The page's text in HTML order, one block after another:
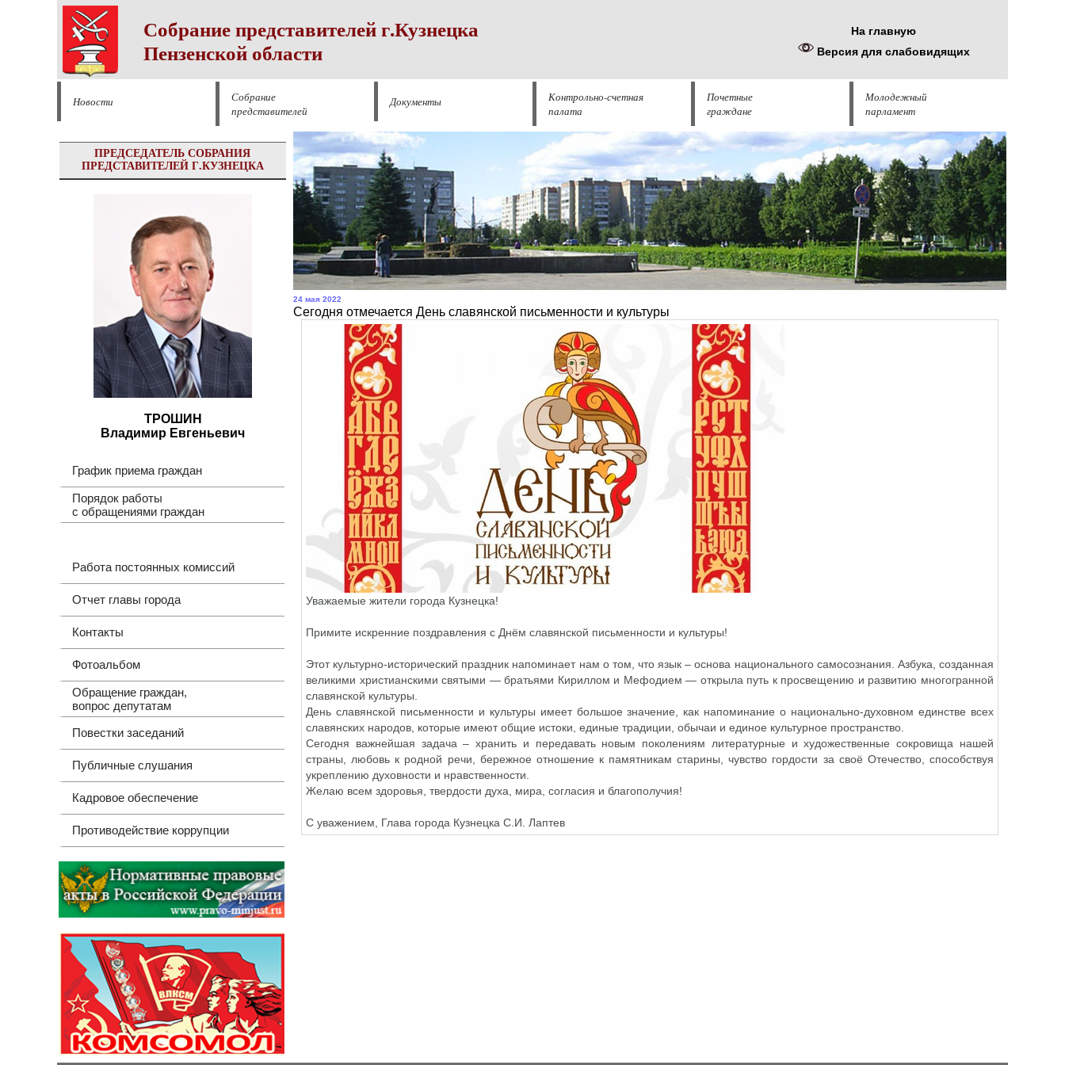
Собрание представителей г.Кузнецка
Пензенской области
На главную
Версия для слабовидящих
Новости
Собрание
представителей
Документы
Контрольно-счетная
палата
Почетные
граждане
Молодежный
парламент
ПРЕДСЕДАТЕЛЬ СОБРАНИЯ
ПРЕДСТАВИТЕЛЕЙ Г.КУЗНЕЦКА
ТРОШИН
Владимир Евгеньевич
График приема граждан
Порядок работы
с обращениями граждан
Работа постоянных комиссий
Отчет главы города
Контакты
Фотоальбом
Обращение граждан,
вопрос депутатам
Повестки заседаний
Публичные слушания
Кадровое обеспечение
Противодействие коррупции
24 мая 2022
Сегодня отмечается День славянской письменности и культуры
Уважаемые жители города Кузнецка!
Примите искренние поздравления с Днём славянской письменности и культуры!
Этот культурно-исторический праздник напоминает нам о том, что язык – основа национального самосознания. Азбука, созданная
великими христианскими святыми — братьями Кириллом и Мефодием — открыла путь к просвещению и развитию многогранной
славянской культуры.
День славянской письменности и культуры имеет большое значение, как напоминание о национально-духовном единстве всех
славянских народов, которые имеют общие истоки, единые традиции, обычаи и единое культурное пространство.
Сегодня важнейшая задача – хранить и передавать новым поколениям литературные и художественные сокровища нашей
страны, любовь к родной речи, бережное отношение к памятникам старины, чувство гордости за своё Отечество, способствуя
укреплению духовности и нравственности.
Желаю всем здоровья, твердости духа, мира, согласия и благополучия!
С уважением, Глава города Кузнецка С.И. Лаптев